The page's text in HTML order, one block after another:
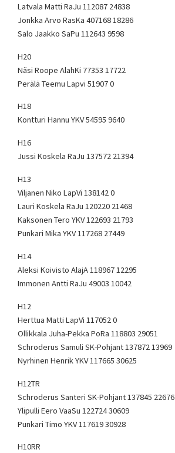
Latvala Matti RaJu 112087 24838
Jonkka Arvo RasKa 407168 18286
Salo Jaakko SaPu 112643 9598
H20
Näsi Roope AlahKi 77353 17722
Perälä Teemu Lapvi 51907 0
H18
Kontturi Hannu YKV 54595 9640
H16
Jussi Koskela RaJu 137572 21394
H13
Viljanen Niko LapVi 138142 0
Lauri Koskela RaJu 120220 21468
Kaksonen Tero YKV 122693 21793
Punkari Mika YKV 117268 27449
H14
Aleksi Koivisto AlajA 118967 12295
Immonen Antti RaJu 49003 10042
H12
Herttua Matti LapVi 117052 0
Ollikkala Juha-Pekka PoRa 118803 29051
Schroderus Samuli SK-Pohjant 137872 13969
Nyrhinen Henrik YKV 117665 30625
H12TR
Schroderus Santeri SK-Pohjant 137845 22676
Ylipulli Eero VaaSu 122724 30609
Punkari Timo YKV 117619 30928
H10RR